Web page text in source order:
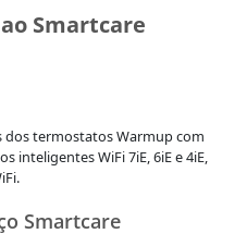
Smartcare
dos termostatos Warmup com
inteligentes WiFi 7iE, 6iE e 4iE,
Smartcare